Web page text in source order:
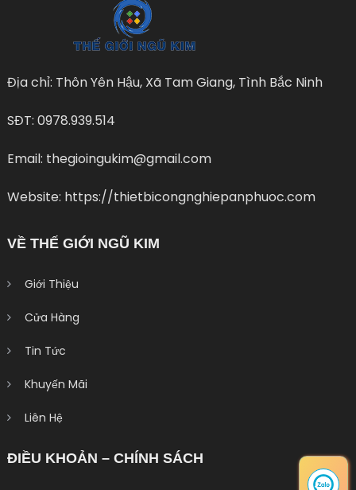
Địa chỉ: Thôn Yên Hậu, Xã Tam Giang, Tình Bắc Ninh
SĐT: 0978.939.514
Email: thegioingukim@gmail.com
Website: https://thietbicongnghiepanphuoc.com
VỀ THẾ GIỚI NGŨ KIM
Giới Thiệu
Cửa Hàng
Tin Tức
Khuyến Mãi
Liên Hệ
ĐIỀU KHOẢN – CHÍNH SÁCH